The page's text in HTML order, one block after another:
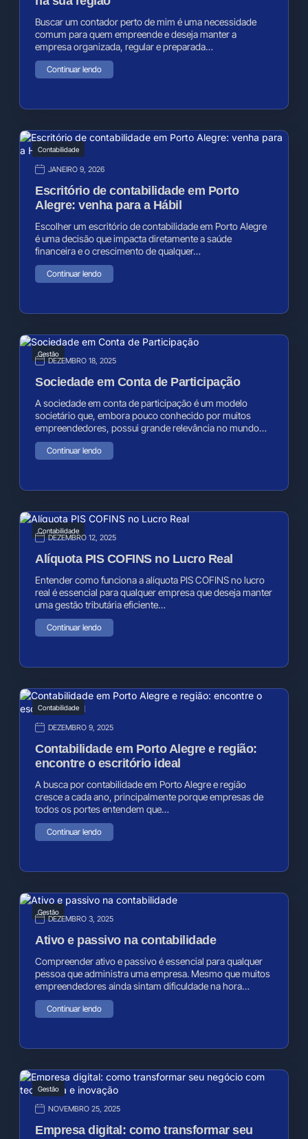
Buscar um contador perto de mim é uma necessidade
comum para quem empreende e deseja manter a
empresa organizada, regular e preparada…
Continuar lendo
Contabilidade
JANEIRO 9, 2026
Escritório de contabilidade em Porto
Alegre: venha para a Hábil
Escolher um escritório de contabilidade em Porto Alegre
é uma decisão que impacta diretamente a saúde
financeira e o crescimento de qualquer…
Continuar lendo
Gestão
DEZEMBRO 18, 2025
Sociedade em Conta de Participação
A sociedade em conta de participação é um modelo
societário que, embora pouco conhecido por muitos
empreendedores, possui grande relevância no mundo…
Continuar lendo
Contabilidade
DEZEMBRO 12, 2025
Alíquota PIS COFINS no Lucro Real
Entender como funciona a alíquota PIS COFINS no lucro
real é essencial para qualquer empresa que deseja manter
uma gestão tributária eficiente…
Continuar lendo
Contabilidade
DEZEMBRO 9, 2025
Contabilidade em Porto Alegre e região:
encontre o escritório ideal
A busca por contabilidade em Porto Alegre e região
cresce a cada ano, principalmente porque empresas de
todos os portes entendem que…
Continuar lendo
Gestão
DEZEMBRO 3, 2025
Ativo e passivo na contabilidade
Compreender ativo e passivo é essencial para qualquer
pessoa que administra uma empresa. Mesmo que muitos
empreendedores ainda sintam dificuldade na hora…
Continuar lendo
Gestão
NOVEMBRO 25, 2025
Empresa digital: como transformar seu